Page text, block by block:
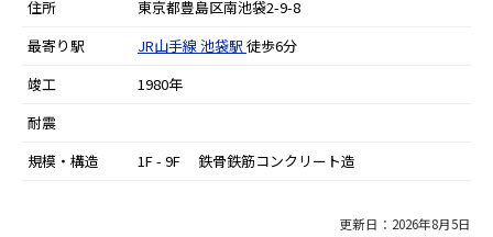
住所
東京都豊島区南池袋2-9-8
最寄り駅
JR山手線池袋駅 徒歩6分
竣工
1980年
耐震
規模・構造
1F - 9F 鉄骨鉄筋コンクリート造
更新日：2026年8月5日